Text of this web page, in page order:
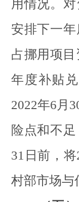
用情况。
安排下一
占挪用项
年度补贴
2022年6月
险点和不
31日前，
村部市场与